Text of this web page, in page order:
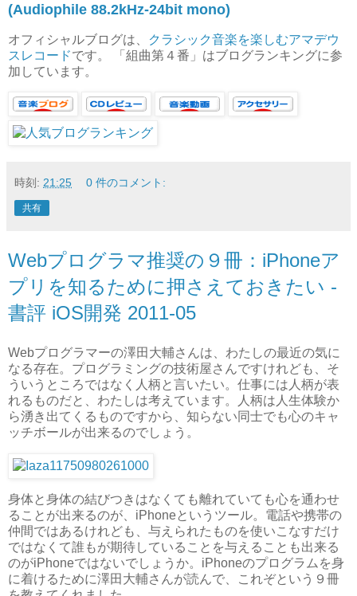
(Audiophile 88.2kHz-24bit mono)
オフィシャルブログは、
クラシック音楽を楽しむアマデウ
スレコードです。 「組曲第４番」はブログランキングに参
加しています。
時刻: 21:25 0 件のコメント:
共有
Webプログラマ推奨の９冊：iPhoneア
プリを知るために押さえておきたい -
書評 iOS開発 2011-05
Webプログラマーの澤田大輔さんは、わたしの最近の気に
なる存在。プログラミングの技術屋さんですけれども、そ
ういうところではなく人柄と言いたい。仕事には人柄が表
れるものだと、わたしは考えています。人柄は人生体験か
ら湧き出てくるものですから、知らない同士でも心のキャ
ッチボールが出来るのでしょう。
身体と身体の結びつきはなくても離れていても心を通わせ
ることが出来るのが、iPhoneというツール。電話や携帯の
仲間ではあるけれども、与えられたものを使いこなすだけ
ではなくて誰もが期待していることを与えることも出来る
のがiPhoneではないでしょうか。iPhoneのプログラムを身
に着けるために澤田大輔さんが読んで、これぞという９冊